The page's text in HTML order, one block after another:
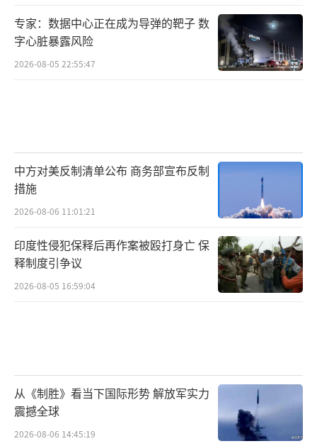
风波还在发酵，有消息称高市可能在年底
参拜靖国，这一举动若成行，势必会继续加码
对抗情绪；但自民党内传出的“反省”与“不
安排；日方会不会把“政治表达”与“经济利
益”切断，把实质关系从悬崖边拉回来。对话
的大门永远开着，但前提是尊重基本事实。理
性的强硬才能换来持久的安稳。当国际与盟友
的风向、国内的现实账本、对手的能力展示叠
加在一起，最该响起的不是掌声，而是刹车
声。（责任编辑：卢其龙 CM0882）
专家：数据中心正在成为导弹的靶子 数
字心脏暴露风险
2026-08-05 22:55:47
中方对美反制清单公布 商务部宣布反制
措施
2026-08-06 11:01:21
印度性侵犯保释后再作案被殴打身亡 保
释制度引争议
2026-08-05 16:59:04
从《制胜》看当下国际形势 解放军实力
震撼全球
2026-08-06 14:45:19